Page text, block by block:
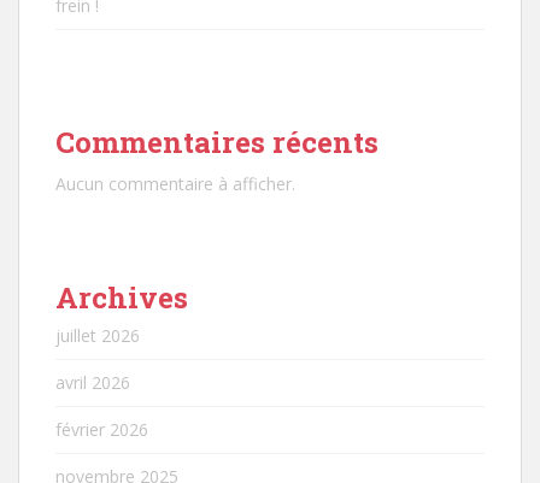
frein !
Commentaires récents
Aucun commentaire à afficher.
Archives
juillet 2026
avril 2026
février 2026
novembre 2025